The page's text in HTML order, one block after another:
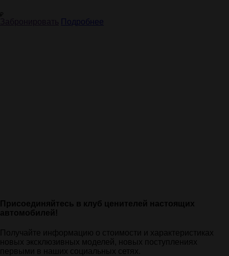
₽
Подробнее
Присоединяйтесь в клуб ценителей настоящих
автомобилей!
Получайте информацию о стоимости и характеристиках
новых эксклюзивных моделей, новых поступлениях
первыми в наших социальных сетях.